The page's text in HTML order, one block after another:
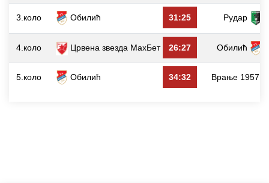
3.коло Обилић 31:25 Рудар
4.коло Црвена звезда МаxБет 26:27 Обилић
5.коло Обилић 34:32 Врање 1957